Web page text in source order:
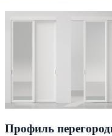
Профиль